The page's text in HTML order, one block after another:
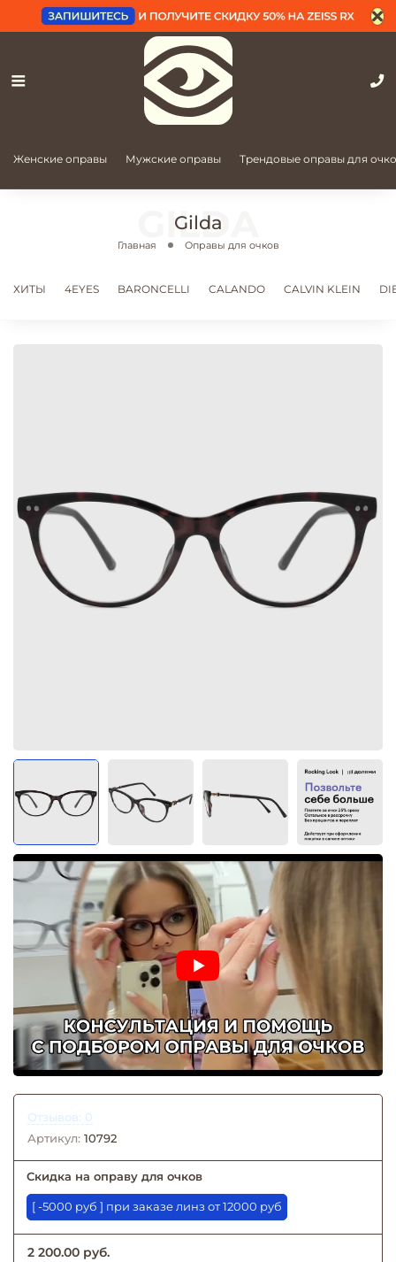
Женские оправы Мужские оправы Трендовые оправы для
Gilda
Главная Оправы для очков
ХИТЫ 4EYES BARONCELLI CALANDO CALVIN KLEIN
Отзывов: 0
Артикул: 10792
Скидка на оправу для очков
[ -5000 руб ] при заказе линз от 12000 руб
2 200.00 руб.